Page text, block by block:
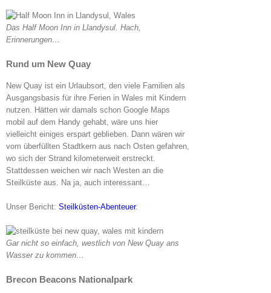
Das Half Moon Inn in Llandysul. Hach,
Erinnerungen…
Rund um New Quay
New Quay ist ein Urlaubsort, den viele Familien als
Ausgangsbasis für ihre Ferien in Wales mit Kindern
nutzen. Hätten wir damals schon Google Maps
mobil auf dem Handy gehabt, wäre uns hier
vielleicht einiges erspart geblieben. Dann wären wir
vom überfüllten Stadtkern aus nach Osten gefahren,
wo sich der Strand kilometerweit erstreckt.
Stattdessen weichen wir nach Westen an die
Steilküste aus. Na ja, auch interessant…
Unser Bericht: Steilküsten-Abenteuer.
Gar nicht so einfach, westlich von New Quay ans
Wasser zu kommen…
Brecon Beacons Nationalpark